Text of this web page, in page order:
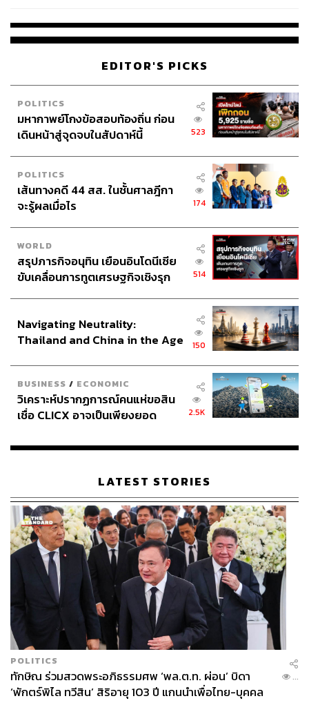
TAGS: อัญมณี
เวทีโลก
สุเมธ ประสงค์พงษ์ชัย
สถาบันวิจัยและพัฒนาอัญมณีและเครื่องประดับแห่งชาติ
(GIT)
212
ABOUT THE AUTHOR
THE STANDARD TEAM
EDITOR'S PICKS
POLITICS
มหากาพย์โกงข้อสอบท้องถิ่น ก่อน
เดินหน้าสู่จุดจบในสัปดาห์นี้
523
POLITICS
เส้นทางคดี 44 สส. ในชั้นศาลฎีกา
จะรู้ผลเมื่อไร
174
WORLD
สรุปภารกิจอนุทิน เยือนอินโดนีเซีย
ขับเคลื่อนการทูตเศรษฐกิจเชิงรุก
514
Navigating Neutrality:
Thailand and China in the Age
150
BUSINESS / ECONOMIC
วิเคราะห์ปรากฏการณ์คนแห่ขอสิน
เชื่อ CLICX อาจเป็นเพียงยอด
เรือนไทยที่ถูกซุกไว้
2.5K
LATEST STORIES
POLITICS
ทักษิณ ร่วมสวดพระอภิธรรมศพ ‘พล.ต.ท. ผ่อน’ บิดา
‘พักตร์พิไล ทวีสิน’ สิริอายุ 103 ปี แกนนำเพื่อไทย-บุคคล
...